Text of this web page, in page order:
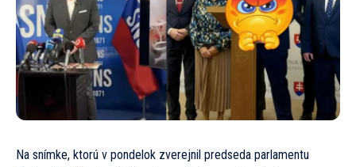
Na snímke, ktorú v pondelok zverejnil predseda parlamentu